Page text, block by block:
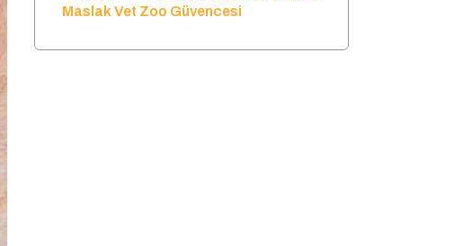
Maslak Vet Zoo Güvencesi